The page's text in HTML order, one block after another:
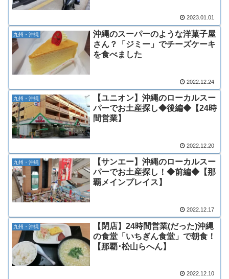
2023.01.01
九州・沖縄
沖縄のスーパーのような洋菓子屋
さん？「ジミー」でチーズケーキ
を食べました
2022.12.24
九州・沖縄
【ユニオン】沖縄のローカルスー
パーでお土産探し◆後編◆【24時
間営業】
2022.12.20
九州・沖縄
【サンエー】沖縄のローカルスー
パーでお土産探し！◆前編◆【那
覇メインプレイス】
2022.12.17
九州・沖縄
【閉店】24時間営業(だった)沖縄
の食堂「いちぎん食堂」で朝食！
【那覇･松山らへん】
2022.12.10